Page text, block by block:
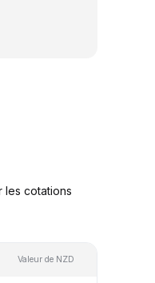
les cotations
Valeur de NZD